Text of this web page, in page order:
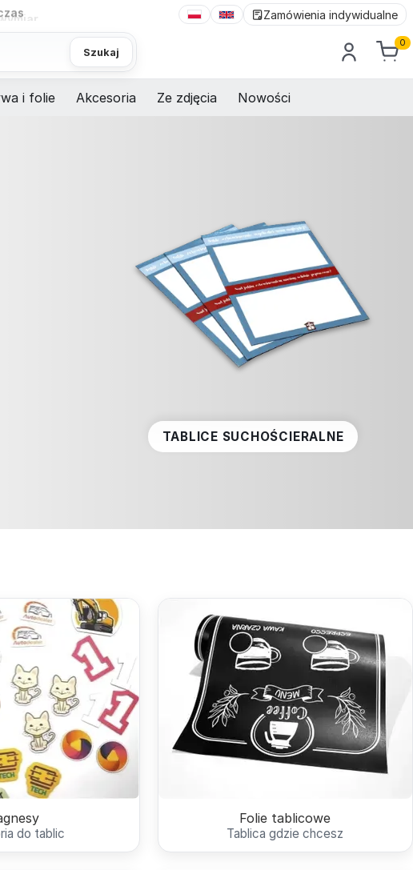
Zamówienia indywidualne
Szukaj
0
i folie Akcesoria Ze zdjęcia Nowości
TABLICE SUCHOŚCIERALNE
do tablic
Folie tablicowe
Tablica gdzie chcesz